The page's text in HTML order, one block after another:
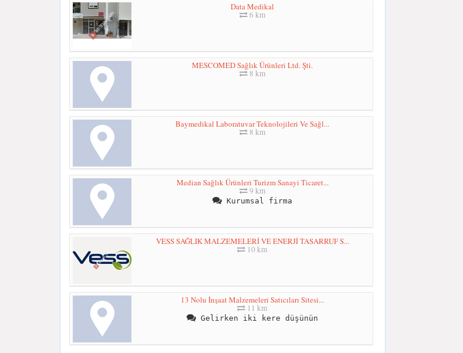
Data Medikal
6 km
MESCOMED Sağlık Ürünleri Ltd. Şti.
8 km
Baymedikal Laboratuvar Teknolojileri Ve Sağl...
8 km
Median Sağlık Ürünleri Turizm Sanayi Ticaret...
9 km
Kurumsal firma
VESS SAĞLIK MALZEMELERİ VE ENERJİ TASARRUF S...
10 km
13 Nolu İnşaat Malzemeleri Satıcıları Sitesi...
11 km
Gelirken iki kere düşünün